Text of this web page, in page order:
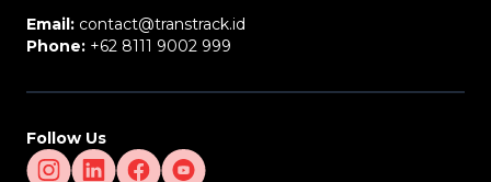
Email: contact@transtrack.id
Phone: +62 8111 9002 999
Follow Us